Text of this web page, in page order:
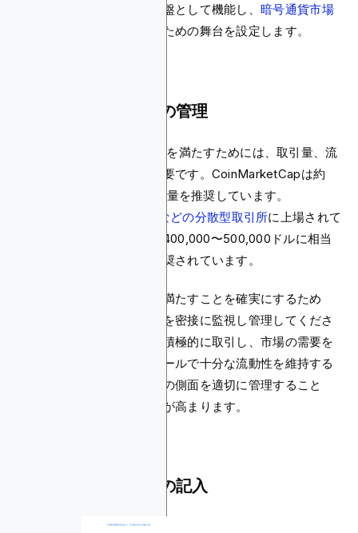
ークンの市場での存在の基盤として機能し、暗号通貨市場
でのさらなる成長と認知のための舞台を設定します。
ボリュームと流動性の管理
CoinMarketCapの上場要件を満たすためには、取引量、流
動性、市場価格の管理が重要です。CoinMarketCapは約
50,000ドルの最低日次取引量を推奨しています。
PancakeSwapやUniswapなどの分散型取引所に上場されて
いるトークンについては、400,000〜500,000ドルに相当
する流動性を持つことが推奨されています。
トークンがこれらの要件を満たすことを確実にするため
に、取引量と流動性の両方を密接に監視し管理してくださ
い。これには、トークンを積極的に取引し、市場の需要を
満たすためにトークンのプールで十分な流動性を維持する
ことが含まれます。これらの側面を適切に管理すること
で、成功した上場の可能性が高まります。
リクエストフォームの記入